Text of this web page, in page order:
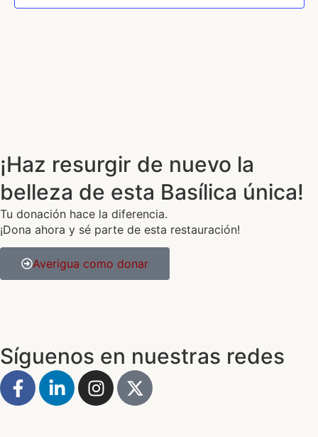
¡Haz resurgir de nuevo la
belleza de esta Basílica única!
Tu donación hace la diferencia.
¡Dona ahora y sé parte de esta restauración!
Averigua como donar
Síguenos en nuestras redes